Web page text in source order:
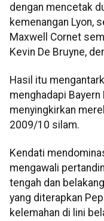
dengan mencetak
kemenangan Lyon,
Maxwell Cornet
Kevin De Bruyne,
Hasil itu
menghadapi
menyingkirkan
2009/10 silam.
Kendati
mengawali
tengah dan
yang diterapkan
kelemahan di lini